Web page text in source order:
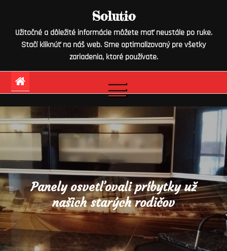
content
Solutio
Užitočné a dôležité informácie môžete mať neustále po ruke.
Stačí kliknúť na náš web. Sme optimalizovaný pre všetky
zariadenia, ktoré používate.
Panely osvetľovali príbytky už
našich starých rodičov